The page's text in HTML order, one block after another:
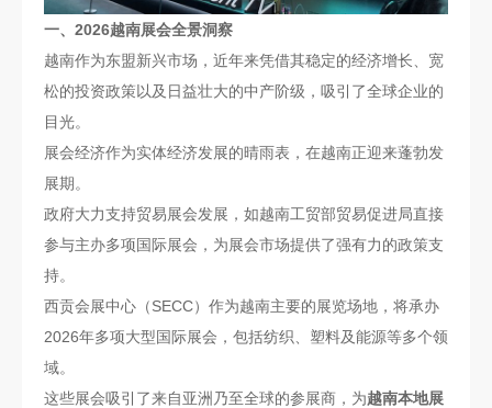
一、2026越南展会全景洞察
越南作为东盟新兴市场，近年来凭借其稳定的经济增长、宽
松的投资政策以及日益壮大的中产阶级，吸引了全球企业的
目光。
展会经济作为实体经济发展的晴雨表，在越南正迎来蓬勃发
展期。
政府大力支持贸易展会发展，如越南工贸部贸易促进局直接
参与主办多项国际展会，为展会市场提供了强有力的政策支
持。
西贡会展中心（SECC）作为越南主要的展览场地，将承办
2026年多项大型国际展会，包括纺织、塑料及能源等多个领
域。
这些展会吸引了来自亚洲乃至全球的参展商，为越南本地展